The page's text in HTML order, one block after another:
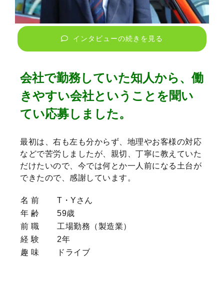
インタビューの続きを見る
会社で勤務していた知人から、働
きやすい会社ということを聞い
てい応募しました。
最初は、右も左も分からず、地理やお客様の対応
などで苦労しましたが、親切、丁寧に教えていた
だけたいので、今では何とか一人前になる土台が
できたので、感謝しています。
名 前
T・Yさん
年 齢
59歳
前 職
工場勤務（製造業）
経 験
2年
趣 味
ドライブ